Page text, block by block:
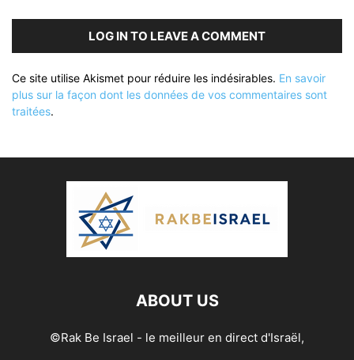
LOG IN TO LEAVE A COMMENT
Ce site utilise Akismet pour réduire les indésirables. En savoir
plus sur la façon dont les données de vos commentaires sont
traitées.
ABOUT US
©Rak Be Israel - le meilleur en direct d'Israël,